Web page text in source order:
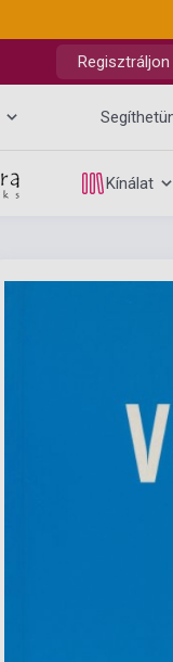
Kínálat